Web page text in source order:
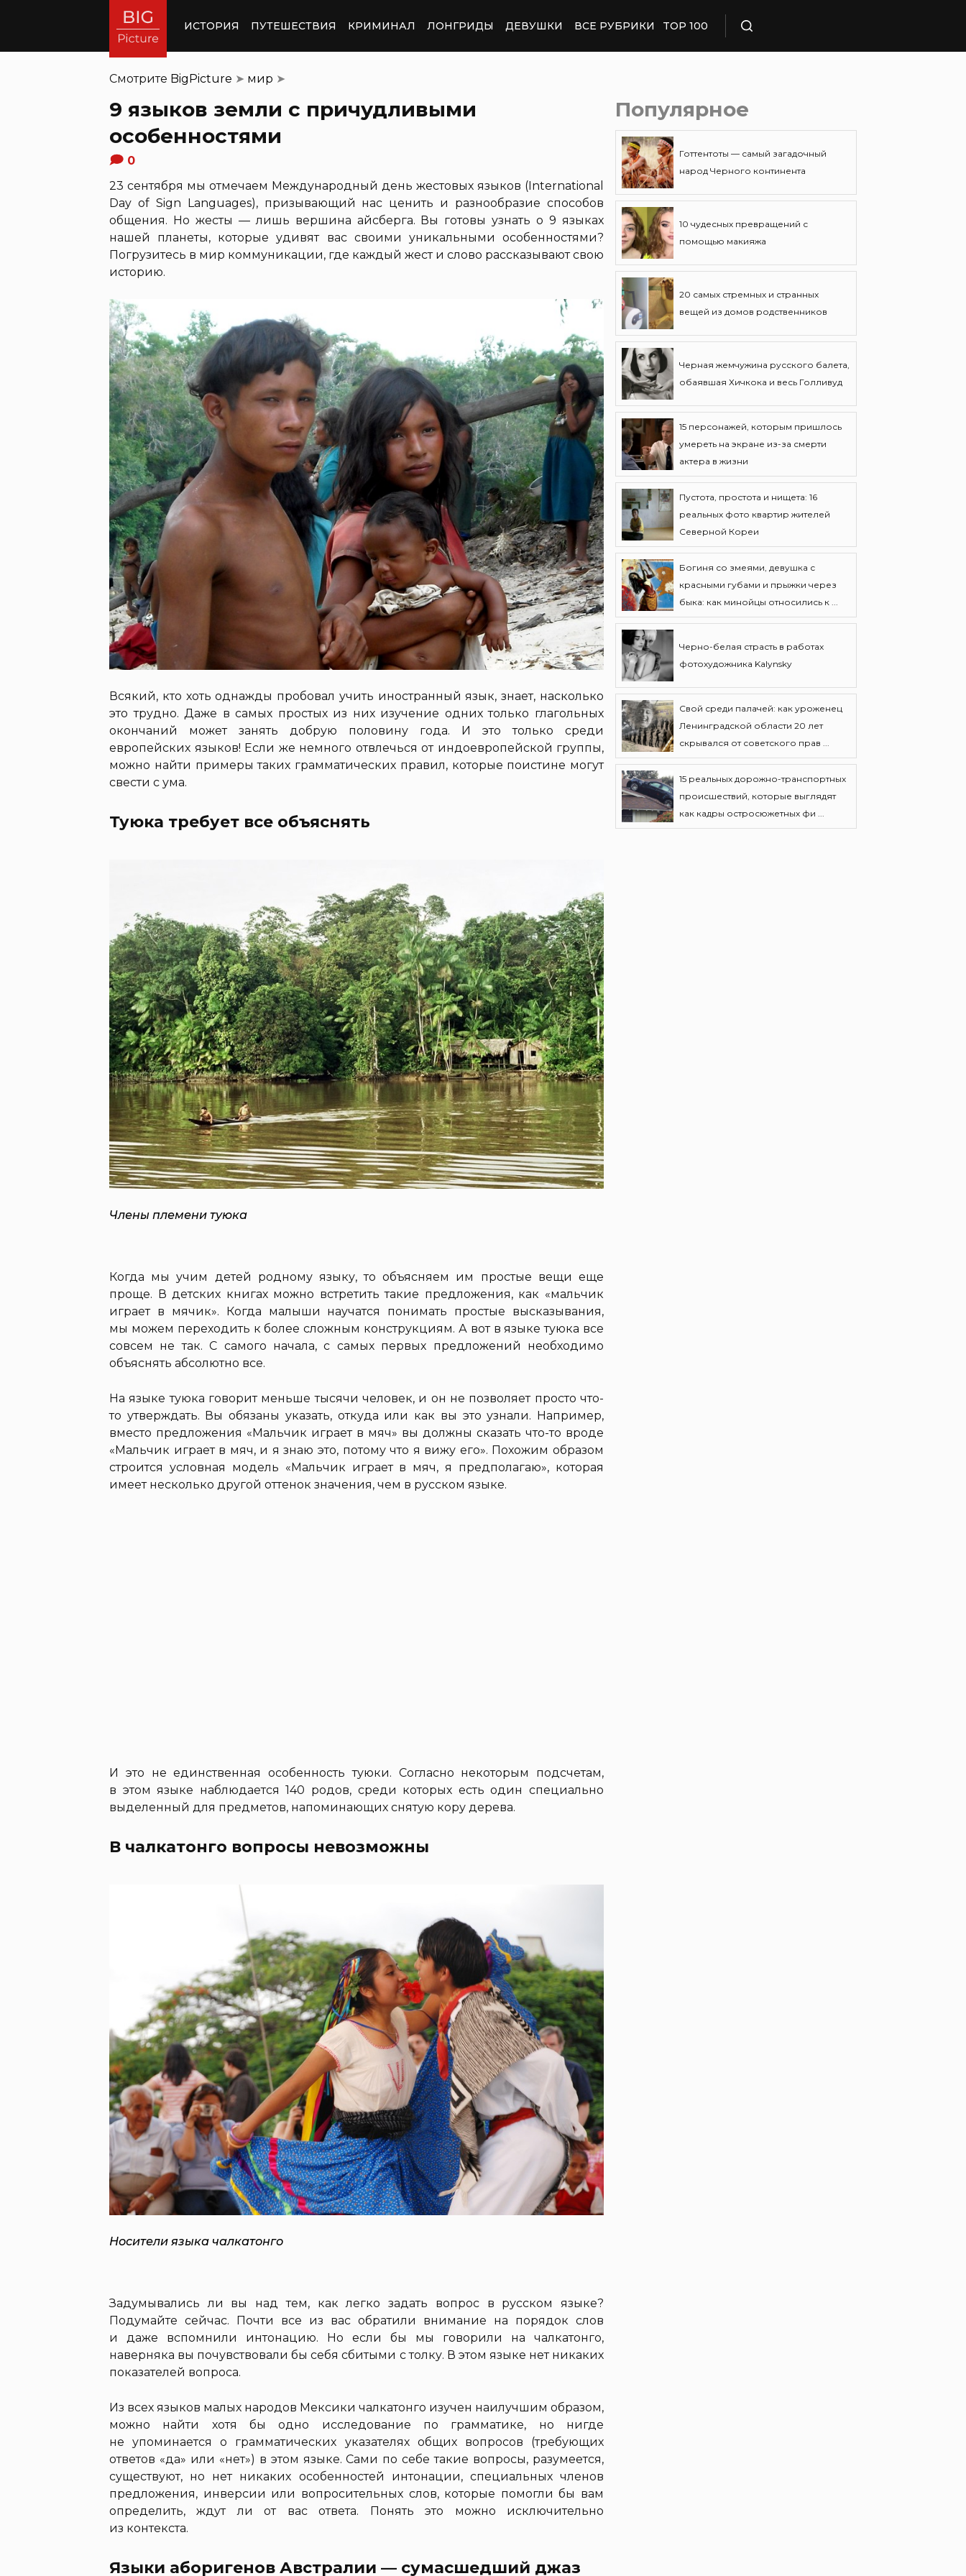
ИСТОРИЯ ПУТЕШЕСТВИЯ КРИМИНАЛ ЛОНГРИДЫ ДЕВУШКИ ВСЕ РУБРИКИ TOP 100
Смотрите BigPicture ➤ мир ➤
9 языков земли с причудливыми
особенностями
0
23 сентября мы отмечаем Международный день жестовых языков (International
Day of Sign Languages), призывающий нас ценить и разнообразие способов
общения. Но жесты — лишь вершина айсберга. Вы готовы узнать о 9 языках
нашей планеты, которые удивят вас своими уникальными особенностями?
Погрузитесь в мир коммуникации, где каждый жест и слово рассказывают свою
историю.
Всякий, кто хоть однажды пробовал учить иностранный язык, знает, насколько
это трудно. Даже в самых простых из них изучение одних только глагольных
окончаний может занять добрую половину года. И это только среди
европейских языков! Если же немного отвлечься от индоевропейской группы,
можно найти примеры таких грамматических правил, которые поистине могут
свести с ума.
Туюка требует все объяснять
Члены племени туюка
Когда мы учим детей родному языку, то объясняем им простые вещи еще
проще. В детских книгах можно встретить такие предложения, как «мальчик
играет в мячик». Когда малыши научатся понимать простые высказывания,
мы можем переходить к более сложным конструкциям. А вот в языке туюка все
совсем не так. С самого начала, с самых первых предложений необходимо
объяснять абсолютно все.
На языке туюка говорит меньше тысячи человек, и он не позволяет просто что-
то утверждать. Вы обязаны указать, откуда или как вы это узнали. Например,
вместо предложения «Мальчик играет в мяч» вы должны сказать что-то вроде
«Мальчик играет в мяч, и я знаю это, потому что я вижу его». Похожим образом
строится условная модель «Мальчик играет в мяч, я предполагаю», которая
имеет несколько другой оттенок значения, чем в русском языке.
И это не единственная особенность туюки. Согласно некоторым подсчетам,
в этом языке наблюдается 140 родов, среди которых есть один специально
выделенный для предметов, напоминающих снятую кору дерева.
В чалкатонго вопросы невозможны
Носители языка чалкатонго
Задумывались ли вы над тем, как легко задать вопрос в русском языке?
Подумайте сейчас. Почти все из вас обратили внимание на порядок слов
и даже вспомнили интонацию. Но если бы мы говорили на чалкатонго,
наверняка вы почувствовали бы себя сбитыми с толку. В этом языке нет никаких
показателей вопроса.
Из всех языков малых народов Мексики чалкатонго изучен наилучшим образом,
можно найти хотя бы одно исследование по грамматике, но нигде
не упоминается о грамматических указателях общих вопросов (требующих
ответов «да» или «нет») в этом языке. Сами по себе такие вопросы, разумеется,
существуют, но нет никаких особенностей интонации, специальных членов
предложения, инверсии или вопросительных слов, которые помогли бы вам
определить, ждут ли от вас ответа. Понять это можно исключительно
из контекста.
Языки аборигенов Австралии — сумасшедший джаз
Популярное
Готтентоты — самый загадочный
народ Черного континента
10 чудесных превращений с
помощью макияжа
20 самых стремных и странных
вещей из домов родственников
Черная жемчужина русского балета,
обаявшая Хичкока и весь Голливуд
15 персонажей, которым пришлось
умереть на экране из-за смерти
актера в жизни
Пустота, простота и нищета: 16
реальных фото квартир жителей
Северной Кореи
Богиня со змеями, девушка с
красными губами и прыжки через
быка: как минойцы относились к ...
Черно-белая страсть в работах
фотохудожника Kalynsky
Свой среди палачей: как уроженец
Ленинградской области 20 лет
скрывался от советского прав ...
15 реальных дорожно-транспортных
происшествий, которые выглядят
как кадры остросюжетных фи ...